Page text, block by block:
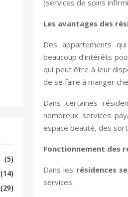
(services de soins
Les avantages des
Des appartements
beaucoup d’intérêts
qui peut être à leur
de se faire à manger
Dans certaines
nombreux services
espace beauté, des
Fonctionnement des
Dans les résidences
services :
(5)
(14)
(29)